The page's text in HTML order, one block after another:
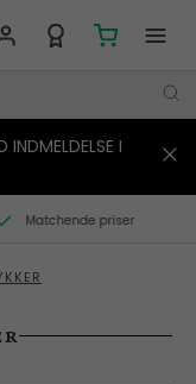
I
Matchende priser